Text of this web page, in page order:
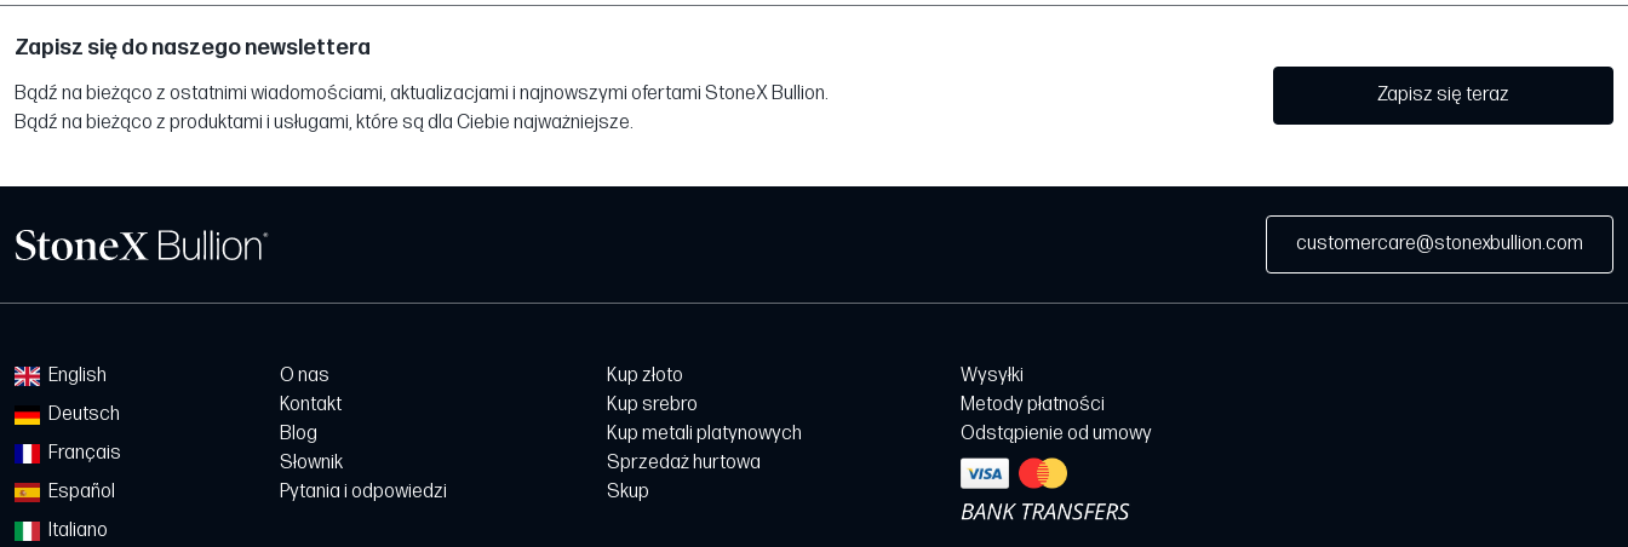
Zapisz się do naszego newslettera
Bądź na bieżąco z ostatnimi wiadomościami, aktualizacjami i najnowszymi ofertami StoneX Bullion.
Bądź na bieżąco z produktami i usługami, które są dla Ciebie najważniejsze.
Zapisz się teraz
customercare@stonexbullion.com
English
Deutsch
Français
Español
Italiano
O nas
Kontakt
Blog
Słownik
Pytania i odpowiedzi
Kup złoto
Kup srebro
Kup metali platynowych
Sprzedaż hurtowa
Skup
Wysyłki
Metody płatności
Odstąpienie od umowy